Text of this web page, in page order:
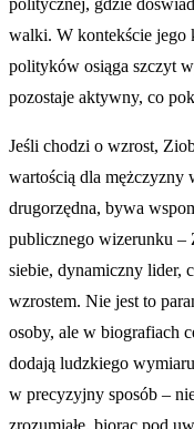
walki. W kontekście jego
polityków osiąga szczyt
pozostaje aktywny, co
Jeśli chodzi o wzrost,
wartością dla mężczyzny
drugorzędna, bywa
publicznego wizerunku –
siebie, dynamiczny lider,
wzrostem. Nie jest to
osoby, ale w biografiach
dodają ludzkiego
w precyzyjny sposób –
zrozumiałe, biorąc pod